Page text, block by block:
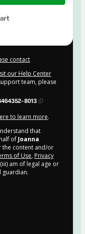
contact
our Help Center
team, please
8013
to learn more.
that
of Joanna
the content and/or
of Use, Privacy
am of legal age or
guardian.